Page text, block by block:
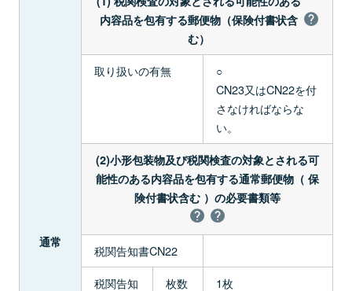
通常
内容品を包有する郵便物（保険付書状含
む）
取り扱いの有無
○
CN23又はCN22を付
さなければならな
い。
(2)小形包装物及び税関検査の対象とされる可
能性のある内容品を包有する通常郵便物（ 保
険付書状含む ）の必要書類等
税関告知書CN22
税関告知
枚数
1枚